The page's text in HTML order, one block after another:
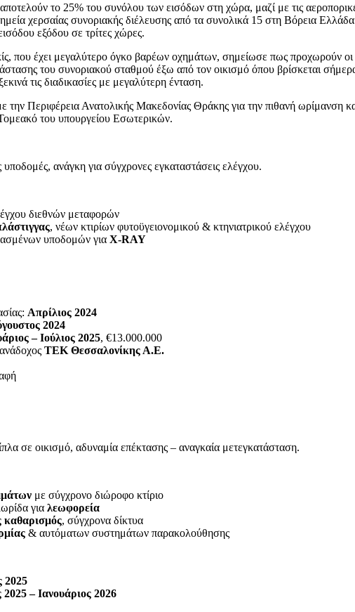
το 25% του συνόλου των εισόδων στη χώρα, μαζί με τις
χερσαίας συνοριακής διέλευσης από τα συνολικά 15 στη Βόρεια
εξόδου σε τρίτες χώρες.
που έχει μεγαλύτερο όγκο βαρέων οχημάτων, σημείωσε πως προχωρούν
του συνοριακού σταθμού έξω από τον οικισμό όπου βρίσκεται
τις διαδικασίες με μεγαλύτερη ένταση.
την Περιφέρεια Ανατολικής Μακεδονίας Θράκης για την πιθανή ωρίμανση
του υπουργείου Εσωτερικών.
ανάγκη για σύγχρονες εγκαταστάσεις ελέγχου.
διεθνών μεταφορών
, νέων κτιρίων φυτοϋγειονομικού & κτηνιατρικού ελέγχου
υποδομών για X-RAY
Απρίλιος 2024
2024
– Ιούλιος 2025, €13.000.000
ΤΕΚ Θεσσαλονίκης Α.Ε.
σε οικισμό, αδυναμία επέκτασης – αναγκαία μετεγκατάσταση.
με σύγχρονο διώροφο κτίριο
για λεωφορεία
καθαρισμός, σύγχρονα δίκτυα
& αυτόματων συστημάτων παρακολούθησης
2025
2025 – Ιανουάριος 2026